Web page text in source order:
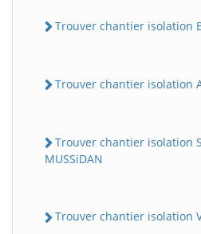
Trouver chantier isolation
Trouver chantier isolation
Trouver chantier isolation
MUSSiDAN
Trouver chantier isolation